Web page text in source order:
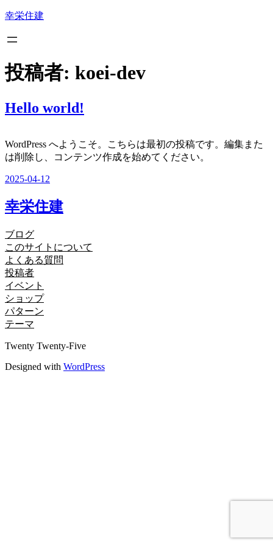
内
を
キ
ッ
幸栄住建
投稿者: koei-dev
Hello world!
WordPress へようこそ。こちらは最初の投稿です。編集また
は削除し、コンテンツ作成を始めてください。
2025-04-12
幸栄住建
ブログ
このサイトについて
よくある質問
投稿者
イベント
ショップ
パターン
テーマ
Twenty Twenty-Five
Designed with WordPress